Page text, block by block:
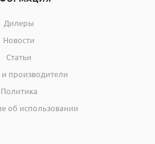
Дилеры
Новости
Статьи
производители
Политика
об использовании